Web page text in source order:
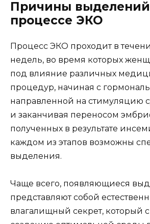
Причины
процессе ЭКО
Процесс ЭКО проходит в
недель, во время которых
под влияние различных
процедур, начиная с
направленной на стимуляцию
и заканчивая переносом
полученных в результате
каждом из этапов возможны
выделения.
Чаще всего, появляющиеся
представляют собой
влагалищный секрет, который